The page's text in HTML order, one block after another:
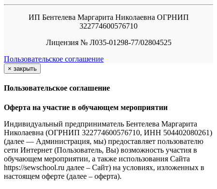
ИП Бентелева Маргарита Николаевна ОГРНИП
322774600576710
Лицензия № Л035-01298-77/02804525
Пользовательское соглашение
× закрыть
Пользовательское соглашение
Оферта на участие в обучающем мероприятии
Индивидуальный предприниматель Бентелева Маргарита
Николаевна (ОГРНИП 322774600576710, ИНН 504402080261)
(далее — Администрация, мы) предоставляет пользователю
сети Интернет (Пользователь, Вы) возможность участия в
обучающем мероприятии, а также использования Сайта
https://sewschool.ru далее – Сайт) на условиях, изложенных в
настоящем оферте (далее – оферта).